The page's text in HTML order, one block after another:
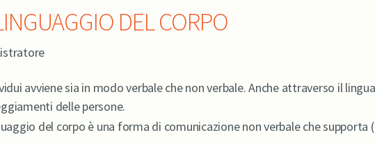
DEL CORPO
avviene sia in modo verbale che non verbale. Anche attraverso il
delle persone.
del corpo è una forma di comunicazione non verbale che